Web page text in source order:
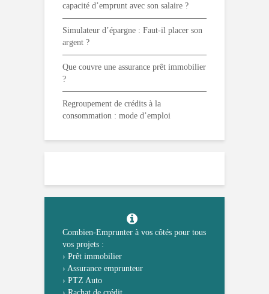
capacité d’emprunt avec son salaire ?
Simulateur d’épargne : Faut-il placer son
argent ?
Que couvre une assurance prêt immobilier
?
Regroupement de crédits à la
consommation : mode d’emploi
Combien-Emprunter à vos côtés pour tous
vos projets :
› Prêt immobilier
› Assurance emprunteur
› PTZ Auto